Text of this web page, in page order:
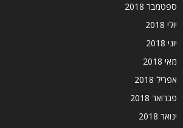
ספטמבר 2018
יולי 2018
יוני 2018
מאי 2018
אפריל 2018
פברואר 2018
ינואר 2018